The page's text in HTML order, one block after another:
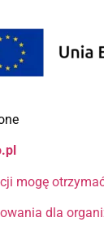
mogę
dla